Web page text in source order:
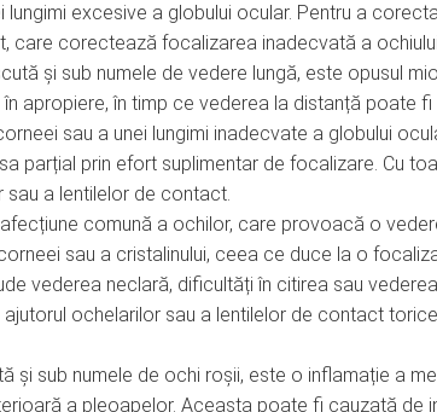
lungimi excesive a globului ocular. Pentru a
care corectează focalizarea inadecvată a
și sub numele de vedere lungă, este opusul
apropiere, în timp ce vederea la distanță poate
sau a unei lungimi inadecvate a globului
parțial prin efort suplimentar de focalizare. Cu
a lentilelor de contact.
comună a ochilor, care provoacă o
sau a cristalinului, ceea ce duce la o
vederea neclară, dificultăți în citirea sau
ochelarilor sau a lentilelor de contact
și sub numele de ochi roșii, este o inflamație a
a pleoapelor. Aceasta poate fi cauzată de